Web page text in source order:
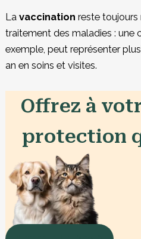
La vaccination reste
traitement des maladies : une
exemple, peut représenter
an en soins et visites.
Offrez à
protection